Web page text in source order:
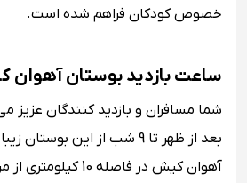
خصوص کودکان فراهم شده است.
ساعت بازدید بوستان
بعد از ظهر تا 9 شب از این
آهوان کیش در فاصله